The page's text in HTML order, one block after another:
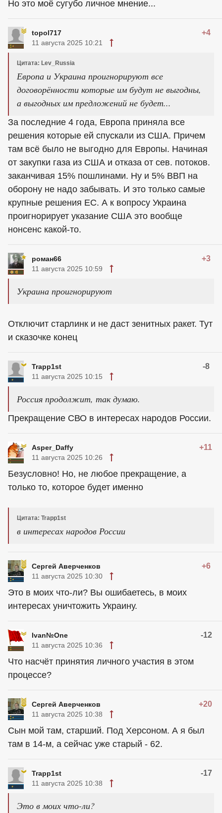
Но это моё сугубо личное мнение...
topol717 +4
11 августа 2025 10:21
Цитата: Lev_Russia
Европа и Украина проигнорируют все
договорённости которые им будут не выгодны,
а выгодных им предложений не будет...
За последние 4 года, Европа приняла все
решения которые ей спускали из США. Причем
там всё было не выгодно для Европы. Начиная
от закупки газа из США и отказа от сев. потоков.
заканчивая 15% пошлинами. Ну и 5% ВВП на
оборону не надо забывать. И это только самые
крупные решения ЕС. А к вопросу Украина
проигнорирует указание США это вообще
нонсенс какой-то.
роман66 +3
11 августа 2025 10:59
Украина проигнорируют
Отключит старлинк и не даст зенитных ракет. Тут
и сказочке конец
Trapp1st -8
11 августа 2025 10:15
Россия продолжит, так думаю.
Прекращение СВО в интересах народов России.
Asper_Daffy +11
11 августа 2025 10:26
Безусловно! Но, не любое прекращение, а
только то, которое будет именно
Цитата: Trapp1st
в интересах народов России
Сергей Аверченков +6
11 августа 2025 10:30
Это в моих что-ли? Вы ошибаетесь, в моих
интересах уничтожить Украину.
Ivan№One -12
11 августа 2025 10:36
Что насчёт принятия личного участия в этом
процессе?
Сергей Аверченков +20
11 августа 2025 10:38
Сын мой там, старший. Под Херсоном. А я был
там в 14-м, а сейчас уже старый - 62.
Trapp1st -17
11 августа 2025 10:38
Это в моих что-ли?